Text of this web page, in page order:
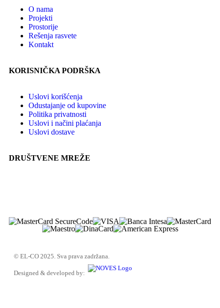
O nama
Projekti
Prostorije
Rešenja rasvete
Kontakt
KORISNIČKA PODRŠKA
Uslovi korišćenja
Odustajanje od kupovine
Politika privatnosti
Uslovi i načini plaćanja
Uslovi dostave
DRUŠTVENE MREŽE
© EL-CO 2025. Sva prava zadržana.
Designed & developed by: